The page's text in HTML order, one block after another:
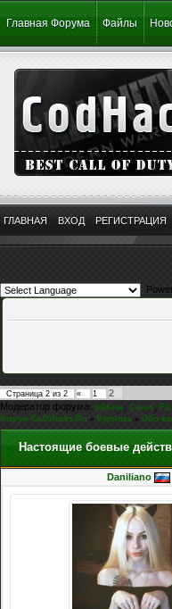
Главная Форума Файлы
ГЛАВНАЯ ВХОД РЕГИСТРАЦИЯ
Страница 2 из 2 « 1
2
Модератор форума:g0d-me,Casus,
Форум CoDHacks.Ru » Курилка » Обо
Настоящие боевые
Daniliano